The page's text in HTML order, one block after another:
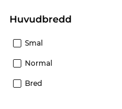
Huvudbredd
Smal
Normal
Bred